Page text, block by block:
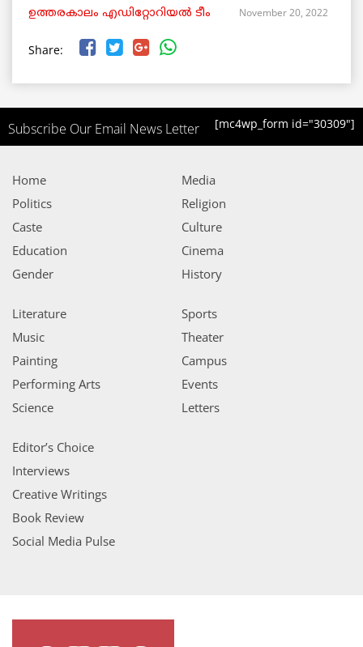
ഉത്തരകാലം എഡിറ്റോറിയല്‍ ടീം November 20, 2022
Share:
Subscribe Our Email News Letter [mc4wp_form id="30309"]
Home
Politics
Caste
Education
Gender
Media
Religion
Culture
Cinema
History
Literature
Music
Painting
Performing Arts
Science
Sports
Theater
Campus
Events
Letters
Editor’s Choice
Interviews
Creative Writings
Book Review
Social Media Pulse